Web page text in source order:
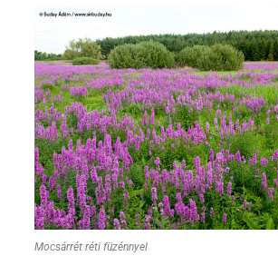
Mocsárrét réti füzénnyel